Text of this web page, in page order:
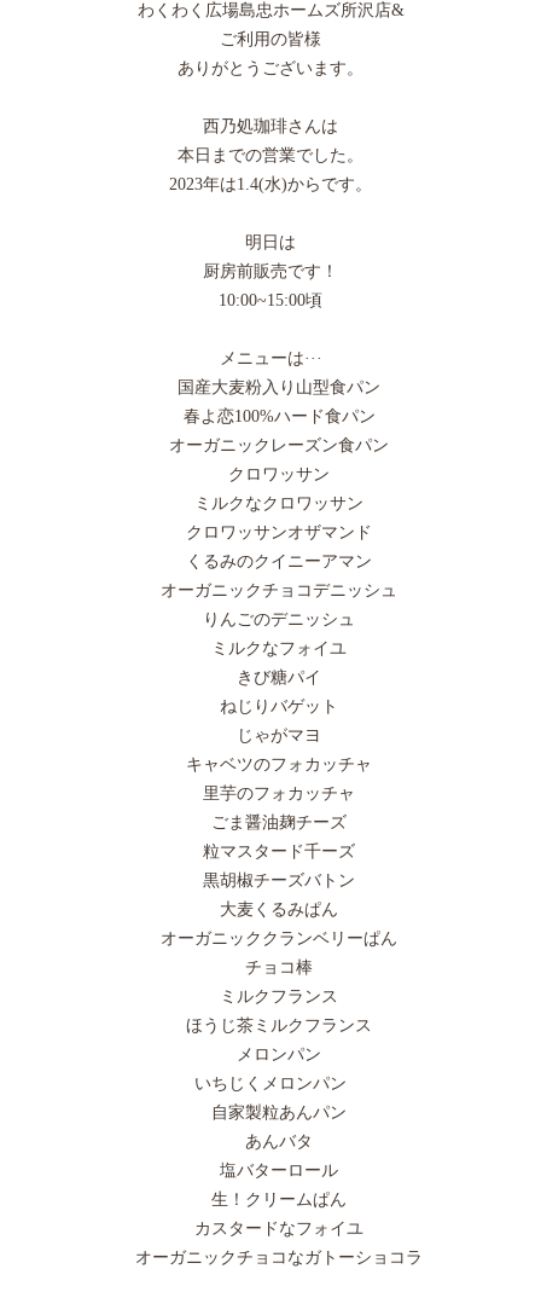
わくわく広場島忠ホームズ所沢店&
ご利用の皆様
ありがとうございます。
西乃処珈琲さんは
本日までの営業でした。
2023年は1.4(水)からです。
明日は
厨房前販売です！
10:00~15:00頃
メニューは···
国産大麦粉入り山型食パン
春よ恋100%ハード食パン
オーガニックレーズン食パン
クロワッサン
ミルクなクロワッサン
クロワッサンオザマンド
くるみのクイニーアマン
オーガニックチョコデニッシュ
りんごのデニッシュ
ミルクなフォイユ
きび糖パイ
ねじりバゲット
じゃがマヨ
キャベツのフォカッチャ
里芋のフォカッチャ
ごま醤油麹チーズ
粒マスタード千ーズ
黒胡椒チーズバトン
大麦くるみぱん
オーガニッククランベリーぱん
チョコ棒
ミルクフランス
ほうじ茶ミルクフランス
メロンパン
いちじくメロンパン
自家製粒あんパン
あんバタ
塩バターロール
生！クリームぱん
カスタードなフォイユ
オーガニックチョコなガトーショコラ